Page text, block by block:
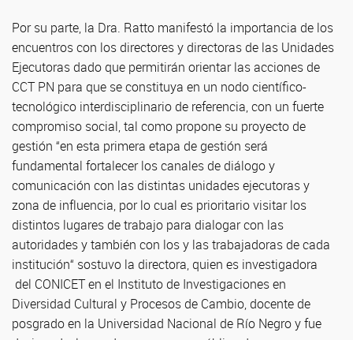
Por su parte, la Dra. Ratto manifestó la importancia de los
encuentros con los directores y directoras de las Unidades
Ejecutoras dado que permitirán orientar las acciones de
CCT PN para que se constituya en un nodo científico-
tecnológico interdisciplinario de referencia, con un fuerte
compromiso social, tal como propone su proyecto de
gestión “en esta primera etapa de gestión será
fundamental fortalecer los canales de diálogo y
comunicación con las distintas unidades ejecutoras y
zona de influencia, por lo cual es prioritario visitar los
distintos lugares de trabajo para dialogar con las
autoridades y también con los y las trabajadoras de cada
institución“ sostuvo la directora, quien es investigadora
del CONICET en el Instituto de Investigaciones en
Diversidad Cultural y Procesos de Cambio, docente de
posgrado en la Universidad Nacional de Río Negro y fue